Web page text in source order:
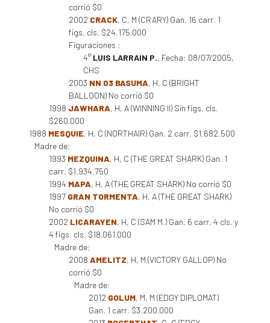
corrió $0
2002 CRACK, C, M (CRARY) Gan. 16 carr. 1
figs. cls. $24.175.000
Figuraciones :
4° LUIS LARRAIN P., Fecha: 08/07/2005,
CHS
2003 NN 03 BASUMA, H, C (BRIGHT
BALLOON) No corrió $0
1998 JAWHARA, H, A (WINNING II) Sin figs. cls.
$260.000
1988 MESQUIE, H, C (NORTHAIR) Gan. 2 carr. $1.682.500
Madre de:
1993 MEZQUINA, H, C (THE GREAT SHARK) Gan. 1
carr. $1.934.750
1994 MAPA, H, A (THE GREAT SHARK) No corrió $0
1997 GRAN TORMENTA, H, A (THE GREAT SHARK)
No corrió $0
2002 LICARAYEN, H, C (SAM M.) Gan. 6 carr. 4 cls. y
4 figs. cls. $18.061.000
Madre de:
2008 AMELITZ, H, M (VICTORY GALLOP) No
corrió $0
Madre de:
2012 GOLUM, M, M (EDGY DIPLOMAT)
Gan. 1 carr. $3.200.000